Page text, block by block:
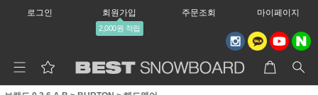
로그인 회원가입
2,000원 적립
주문조회 마이페이지